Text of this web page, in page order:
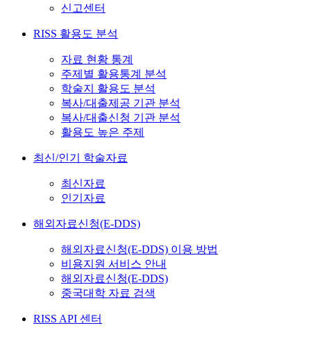
신고센터
RISS 활용도 분석
자료 현황 통계
주제별 활용통계 분석
학술지 활용도 분석
복사/대출제공 기관 분석
복사/대출신청 기관 분석
활용도 높은 주제
최신/인기 학술자료
최신자료
인기자료
해외자료신청(E-DDS)
해외자료신청(E-DDS) 이용 방법
비용지원 서비스 안내
해외자료신청(E-DDS)
중국대학 자료 검색
RISS API 센터